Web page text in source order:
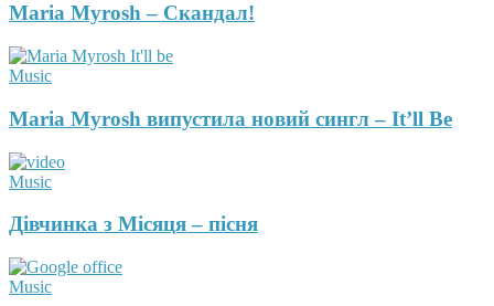
Maria Myrosh – Скандал!
Music
Maria Myrosh випустила новий сингл – It’ll Be
Music
Дівчинка з Місяця – пісня
Music